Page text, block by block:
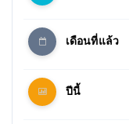
เดือนที่แล้ว
ปีนี้